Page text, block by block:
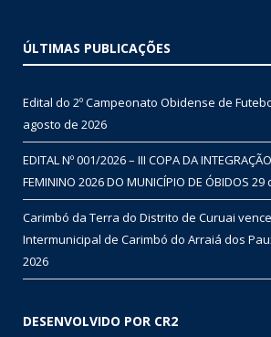
ÚLTIMAS PUBLICAÇÕES
Edital do 2º Campeonato Obidense de
agosto de 2026
EDITAL Nº 001/2026 – III COPA DA
FEMININO 2026 DO MUNICÍPIO DE ÓBIDOS 29
Carimbó da Terra do Distrito de Curuai
Intermunicipal de Carimbó do Arraiá dos
2026
DESENVOLVIDO POR CR2